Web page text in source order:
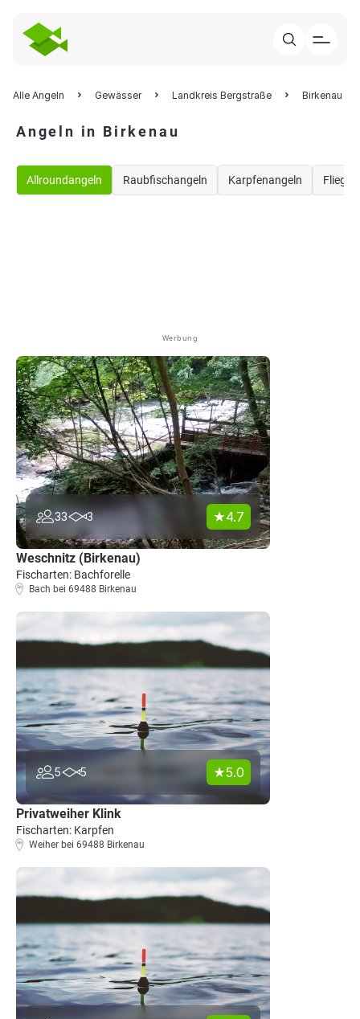
Alle Angeln Gewässer Landkreis Bergstraße Birkenau
Angeln in Birkenau
Allroundangeln Raubfischangeln Karpfenangeln
Werbung
33 3 4.7
Weschnitz (Birkenau)
Fischarten: Bachforelle
Bach bei 69488 Birkenau
5 5 5.0
Privatweiher Klink
Fischarten: Karpfen
Weiher bei 69488 Birkenau